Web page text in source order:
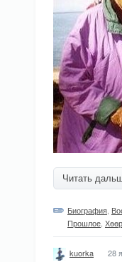
Читать
Биография
Прошлое
kuorka 28